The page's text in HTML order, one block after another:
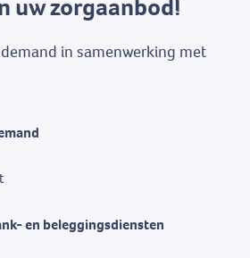
en beleggingsdiensten
uw zorgaanbod!
in samenwerking met